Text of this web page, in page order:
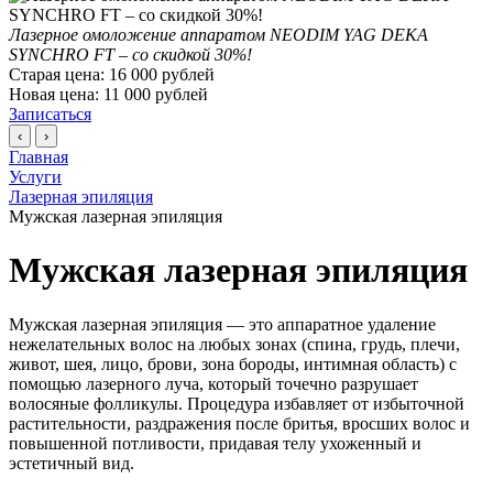
Лазерное омоложение аппаратом NEODIM YAG DEKA
SYNCHRO FT – со скидкой 30%!
Старая цена: 16 000 рублей
Новая цена: 11 000 рублей
Записаться
‹ ›
Главная
Услуги
Лазерная эпиляция
Мужская лазерная эпиляция
Мужская лазерная эпиляция
Мужская лазерная эпиляция — это аппаратное удаление
нежелательных волос на любых зонах (спина, грудь, плечи,
живот, шея, лицо, брови, зона бороды, интимная область) с
помощью лазерного луча, который точечно разрушает
волосяные фолликулы. Процедура избавляет от избыточной
растительности, раздражения после бритья, вросших волос и
повышенной потливости, придавая телу ухоженный и
эстетичный вид.